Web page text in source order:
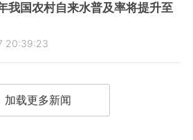
我国农村自来水普及率将提升至
20:39:23
加载更多新闻